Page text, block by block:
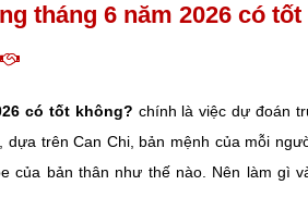
tháng 6 năm 2026 có
có tốt không? chính là việc dự đoán
trên Can Chi, bản mệnh của mỗi
của bản thân như thế nào. Nên làm gì